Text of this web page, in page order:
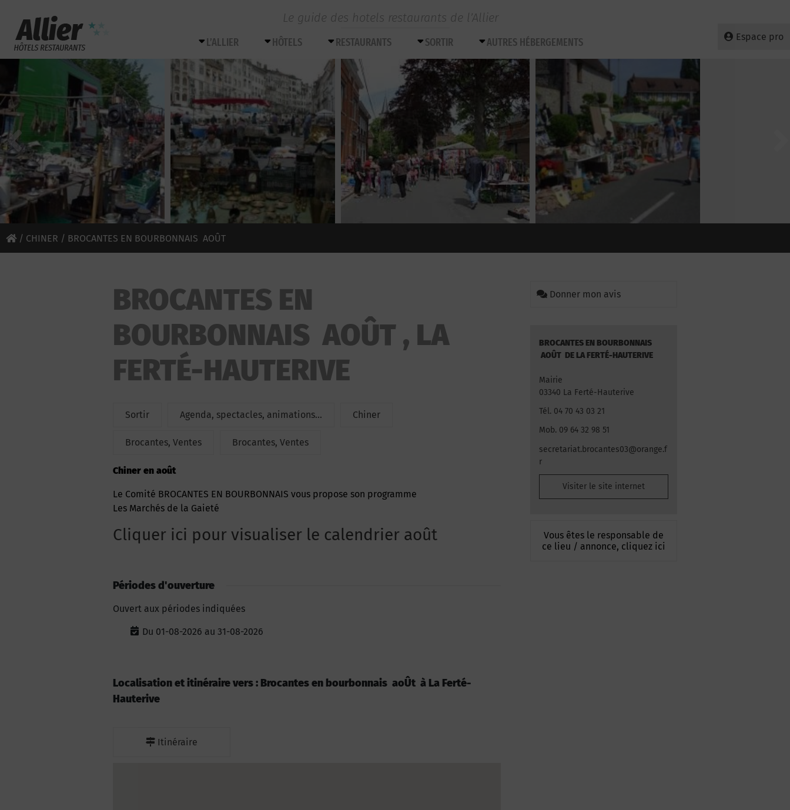
Le guide des hotels restaurants de l’Allier
Espace pro
L’ALLIER HÔTELS RESTAURANTS SORTIR AUTRES HÉBERGEMENTS
/ CHINER / BROCANTES EN BOURBONNAIS AOÛT
BROCANTES EN
BOURBONNAIS AOÛT , LA
FERTÉ-HAUTERIVE
Sortir Agenda, spectacles, animations... Chiner
Brocantes, Ventes Brocantes, Ventes
Chiner en août
Le Comité BROCANTES EN BOURBONNAIS vous propose son programme
Les Marchés de la Gaieté
Cliquer ici pour visualiser le calendrier août
Donner mon avis
BROCANTES EN BOURBONNAIS
AOÛT DE LA FERTÉ-HAUTERIVE
Mairie
03340 La Ferté-Hauterive
Tél. 04 70 43 03 21
Mob. 09 64 32 98 51
secretariat.brocantes03@orange.f
r
Visiter le site internet
Vous êtes le responsable de
ce lieu / annonce, cliquez ici
Périodes d'ouverture
Ouvert aux périodes indiquées
Du 01-08-2026 au 31-08-2026
Localisation et itinéraire vers : Brocantes en bourbonnais aoÛt à La Ferté-
Hauterive
Itinéraire